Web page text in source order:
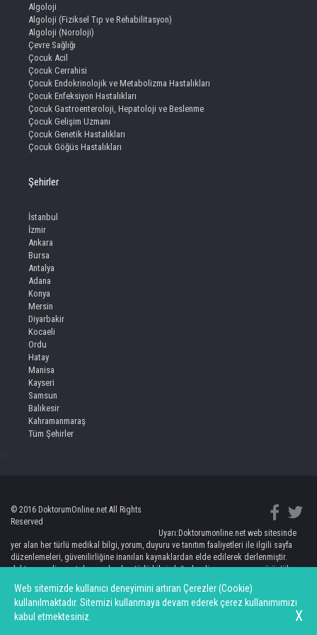
Web sitemizde kullanıcı deneyimini artıran Çerezler (Cookie)
kullanılmaktadır. Sitemizi kullanmaya devam ederek çerez kullanımımızı
kabul etmektesiniz.
X
Algoloji
Algoloji (Fiziksel Tıp ve Rehabilitasyon)
Algoloji (Noroloji)
Çevre Sağlığı
Çocuk Acil
Çocuk Cerrahisi
Çocuk Endokrinolojik ve Metabolizma Hastalıkları
Çocuk Enfeksiyon Hastalıkları
Çocuk Gastroenteroloji, Hepatoloji ve Beslenme
Çocuk Gelişim Uzmanı
Çocuk Genetik Hastalıkları
Çocuk Göğüs Hastalıkları
Şehirler
İstanbul
İzmir
Ankara
Bursa
Antalya
Adana
Konya
Mersin
Diyarbakir
Kocaeli
Ordu
Hatay
Manisa
Kayseri
Samsun
Balıkesir
Kahramanmaraş
Tüm Şehirler
© 2016 DoktorumOnline.net All Rights
Reserved
Uyarı:Doktorumonline.net web sitesinde
yer alan her türlü medikal bilgi, yorum, duyuru ve tanıtım faaliyetleri ile ilgili sayfa
düzenlemeleri, güvenilirliğine inanılan kaynaklardan elde edilerek derlenmiştir.
doktorumonline.net de yer alan her türlü bilgi, değerlendirme, yorum ve görüntüler
teşhis ve tedaviye yönlendirilmesi anlamına gelmemektedir. Burada yer alan bilgi ve
değerlendirmelerin uygulanması sonucunda ortaya çıkacak doğrudan ve/veya
dolaylı zararlardan doktorumonline.net sorumlu olmayacaktır.